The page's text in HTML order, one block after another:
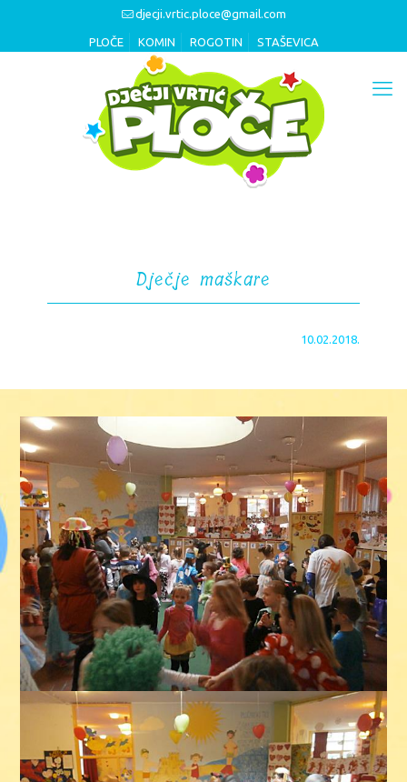
djecji.vrtic.ploce@gmail.com
PLOČE KOMIN ROGOTIN STAŠEVICA
Dječje maškare
10.02.2018.